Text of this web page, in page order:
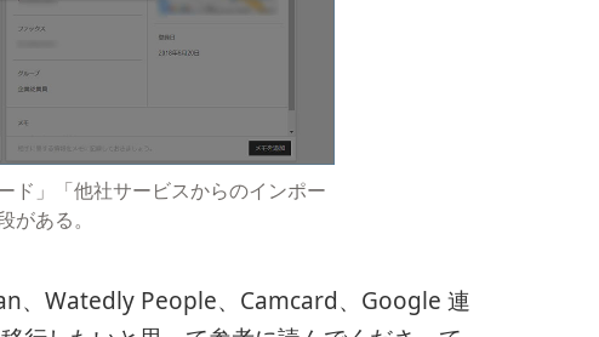
ド」「他社サービスからのインポー
がある。
、Watedly People、Camcard、Google 連